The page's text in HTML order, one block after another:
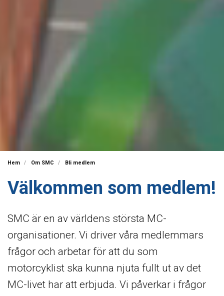
Hem Om SMC Bli medlem
Välkommen som medlem!
SMC är en av världens största MC-
organisationer. Vi driver våra medlemmars
frågor och arbetar för att du som
motorcyklist ska kunna njuta fullt ut av det
MC-livet har att erbjuda. Vi påverkar i frågor